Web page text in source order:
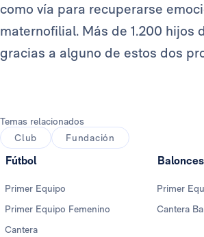
como vía para recuperarse
maternofilial. Más de 1.200 hijos
gracias a alguno de estos dos
Temas relacionados
Club
Fundación
Fútbol
Primer Equipo
Primer Equipo Femenino
Cantera
Primer
Cantera